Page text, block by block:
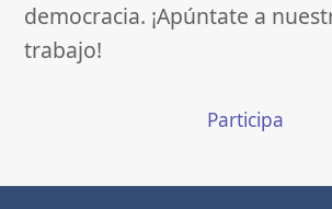
democracia. ¡Apúntate a
trabajo!
Participa